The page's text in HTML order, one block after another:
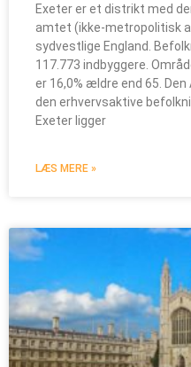
Exeter er et distrikt med
amtet (ikke-metropolitisk
sydvestlige England.
117.773 indbyggere.
er 16,0% ældre end 65.
den erhvervsaktive
Exeter ligger
LÆS MERE »